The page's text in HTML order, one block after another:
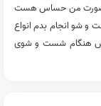
صورت من حساس هست
و شو انجام بدم انواع
هنگام شست و شوی